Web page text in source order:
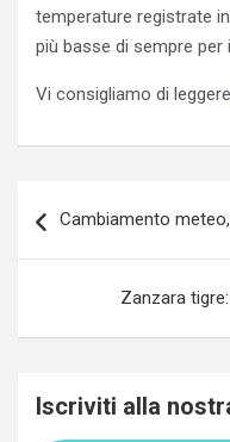
temperature registrate
più basse di sempre per
Vi consigliamo di leggere
articoli
Cambiamento
Zanzara
Iscriviti alla